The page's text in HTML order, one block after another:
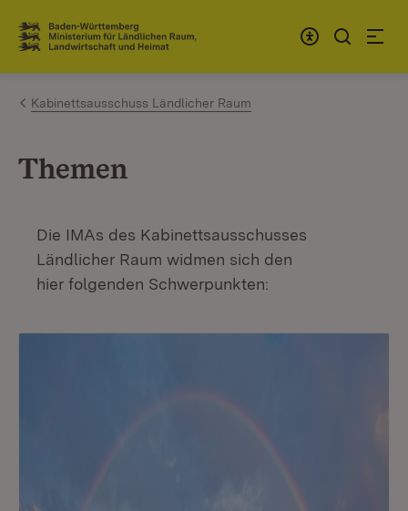
Zum Inhalt springen
Link zur Startseite
Kabinettsausschuss Ländlicher Raum
Themen
Die IMAs des Kabinettsausschusses
Ländlicher Raum widmen sich den
hier folgenden Schwerpunkten: